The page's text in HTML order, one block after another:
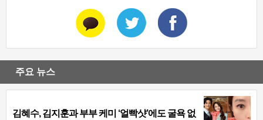
주요 뉴스
김혜수, 김지훈과 부부 케미 ‘얼빡샷’에도 굴욕 없